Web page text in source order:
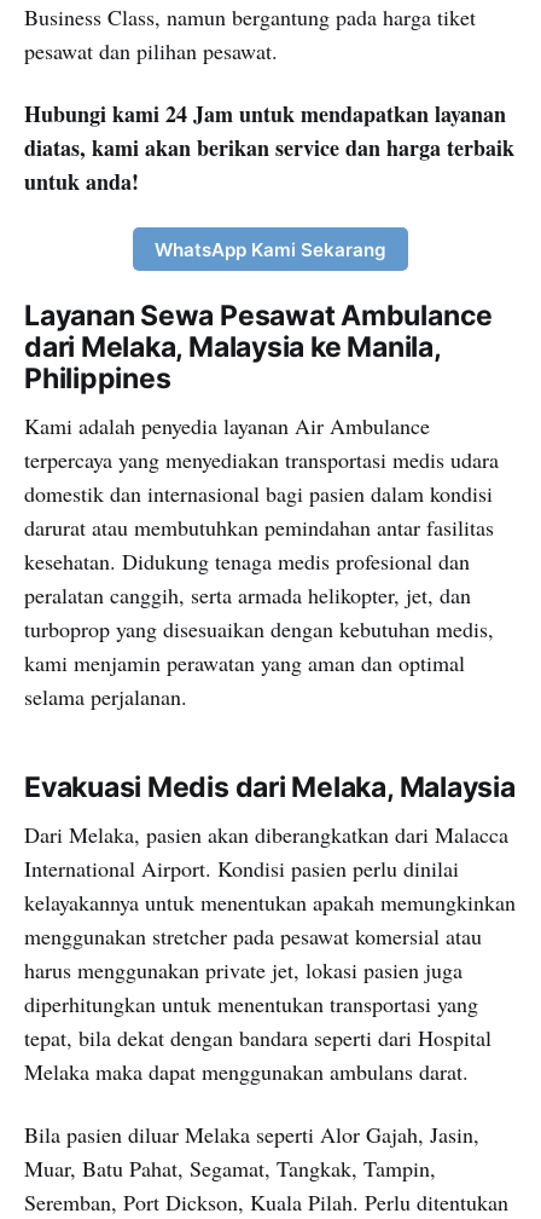
Business Class, namun bergantung pada harga tiket
pesawat dan pilihan pesawat.
Hubungi kami 24 Jam untuk mendapatkan layanan
diatas, kami akan berikan service dan harga terbaik
untuk anda!
WhatsApp Kami Sekarang
Layanan Sewa Pesawat Ambulance
dari Melaka, Malaysia ke Manila,
Philippines
Kami adalah penyedia layanan Air Ambulance
terpercaya yang menyediakan transportasi medis udara
domestik dan internasional bagi pasien dalam kondisi
darurat atau membutuhkan pemindahan antar fasilitas
kesehatan. Didukung tenaga medis profesional dan
peralatan canggih, serta armada helikopter, jet, dan
turboprop yang disesuaikan dengan kebutuhan medis,
kami menjamin perawatan yang aman dan optimal
selama perjalanan.
Evakuasi Medis dari Melaka, Malaysia
Dari Melaka, pasien akan diberangkatkan dari Malacca
International Airport. Kondisi pasien perlu dinilai
kelayakannya untuk menentukan apakah memungkinkan
menggunakan stretcher pada pesawat komersial atau
harus menggunakan private jet, lokasi pasien juga
diperhitungkan untuk menentukan transportasi yang
tepat, bila dekat dengan bandara seperti dari Hospital
Melaka maka dapat menggunakan ambulans darat.
Bila pasien diluar Melaka seperti Alor Gajah, Jasin,
Muar, Batu Pahat, Segamat, Tangkak, Tampin,
Seremban, Port Dickson, Kuala Pilah. Perlu ditentukan